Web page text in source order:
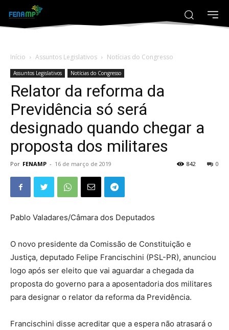
Início Assuntos Legislativos Notícias do Congresso
Assuntos Legislativos Notícias do Congresso
Relator da reforma da
Previdência só será
designado quando chegar a
proposta dos militares
Por FENAMP - 16 de março de 2019 0
842
Pablo Valadares/Câmara dos Deputados
O novo presidente da Comissão de Constituição e
Justiça, deputado Felipe Francischini (PSL-PR), anunciou
logo após ser eleito que vai aguardar a chegada da
proposta do governo para a aposentadoria dos militares
para designar o relator da reforma da Previdência.
Francischini disse acreditar que a espera não atrasará o